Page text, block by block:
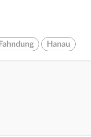
Fahndung Hanau